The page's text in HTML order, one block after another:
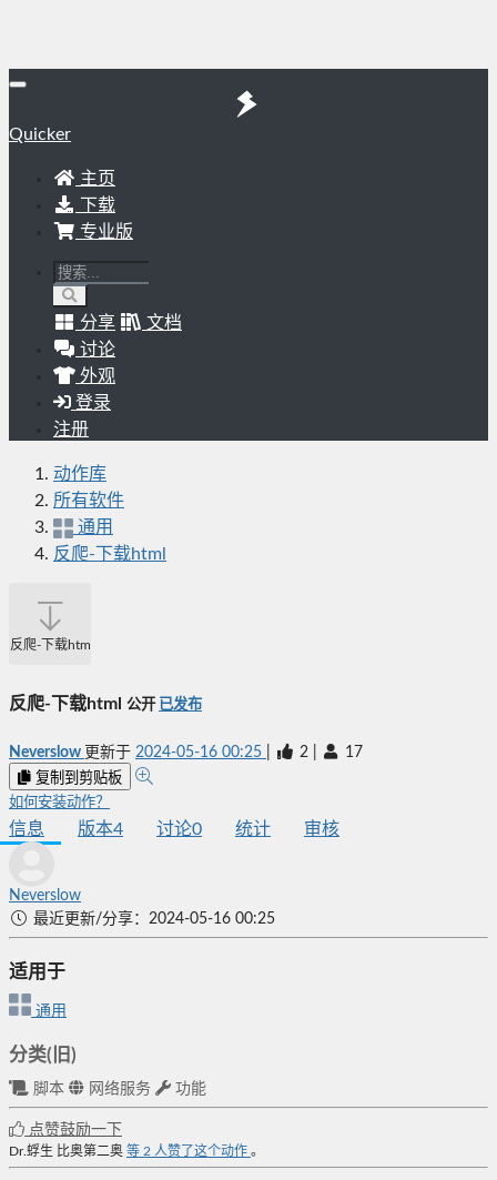
Quicker
主页
下载
专业版
分享
文档
讨论
外观
登录
注册
动作库
所有软件
通用
反爬-下载html
反爬-下载html
反爬-下载html 公开 已发布
Neverslow 更新于 2024-05-16 00:25 2 17
复制到剪贴板
如何安装动作？
信息 版本4 讨论0 统计 审核
Neverslow
最近更新/分享：2024-05-16 00:25
适用于
通用
分类(旧)
脚本 网络服务 功能
点赞鼓励一下
Dr.蜉生 比奥第二奥 等 2 人赞了这个动作 。